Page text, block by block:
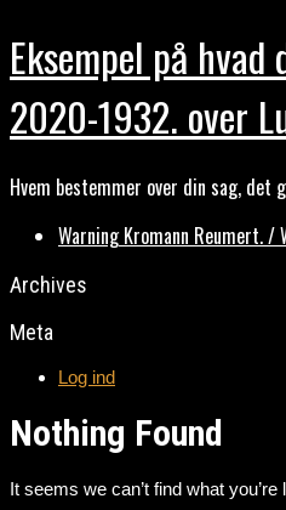
Eksempel på
2020-1932. over
Hvem bestemmer over din sag, det
Warning Kromann Reumert.
Archives
Meta
Log ind
Nothing Found
It seems we can’t find what